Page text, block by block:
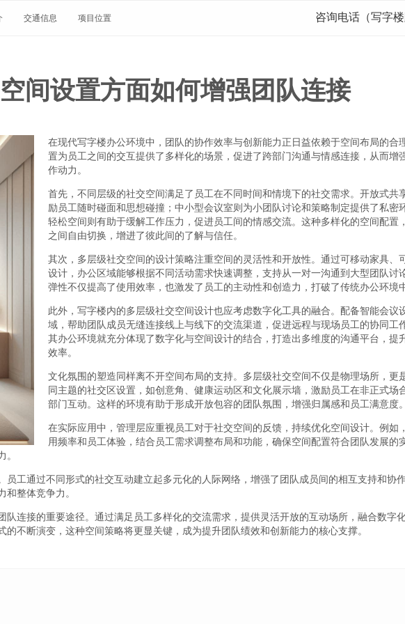
交通信息 项目位置 咨询电话（写字
间设置方面如何增强团队连接
在现代写字楼办公环境中，团队的协作效率与创新能力正日益依赖于空间布局的合
置为员工之间的交互提供了多样化的场景，促进了跨部门沟通与情感连接，从而增
作动力。
首先，不同层级的社交空间满足了员工在不同时间和情境下的社交需求。开放式共
励员工随时碰面和思想碰撞；中小型会议室则为小团队讨论和策略制定提供了私密
轻松空间则有助于缓解工作压力，促进员工间的情感交流。这种多样化的空间配置
之间自由切换，增进了彼此间的了解与信任。
其次，多层级社交空间的设计策略注重空间的灵活性和开放性。通过可移动家具、
设计，办公区域能够根据不同活动需求快速调整，支持从一对一沟通到大型团队讨
弹性不仅提高了使用效率，也激发了员工的主动性和创造力，打破了传统办公环境
此外，写字楼内的多层级社交空间设计也应考虑数字化工具的融合。配备智能会议
域，帮助团队成员无缝连接线上与线下的交流渠道，促进远程与现场员工的协同工
其办公环境就充分体现了数字化与空间设计的结合，打造出多维度的沟通平台，提
效率。
文化氛围的塑造同样离不开空间布局的支持。多层级社交空间不仅是物理场所，更
同主题的社交区设置，如创意角、健康运动区和文化展示墙，激励员工在非正式场
部门互动。这样的环境有助于形成开放包容的团队氛围，增强归属感和员工满意度。
在实际应用中，管理层应重视员工对于社交空间的反馈，持续优化空间设计。例如
用频率和员工体验，结合员工需求调整布局和功能，确保空间配置符合团队发展的
工通过不同形式的社交互动建立起多元化的人际网络，增强了团队成员间的相互支持和协
整体竞争力。
连接的重要途径。通过满足员工多样化的交流需求，提供灵活开放的互动场所，融合数字
不断演变，这种空间策略将更显关键，成为提升团队绩效和创新能力的核心支撑。